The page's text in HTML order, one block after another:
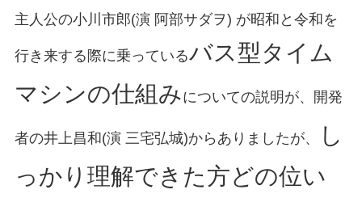
主人公の小川市郎(演 阿部サダヲ) が昭和と令和を
行き来する際に乗っているバス型タイム
マシンの仕組みについての説明が、開発
者の井上昌和(演 三宅弘城)からありましたが、
し
っかり理解できた方どの位い